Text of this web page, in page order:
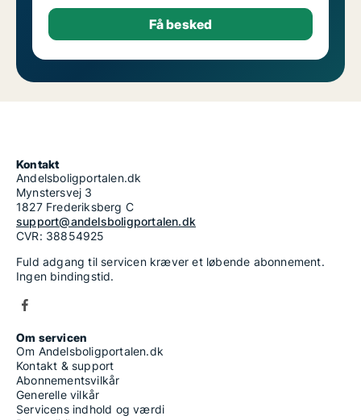
Kontakt
Andelsboligportalen.dk
Mynstersvej 3
1827 Frederiksberg C
support@andelsboligportalen.dk
CVR: 38854925
Fuld adgang til servicen kræver et løbende abonnement.
Ingen bindingstid.
Om servicen
Om Andelsboligportalen.dk
Kontakt & support
Abonnementsvilkår
Generelle vilkår
Servicens indhold og værdi